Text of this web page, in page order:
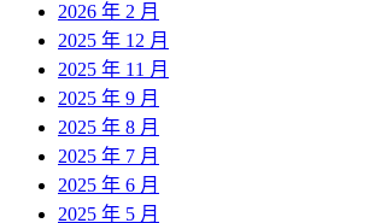
2026 年 2 月
2025 年 12 月
2025 年 11 月
2025 年 9 月
2025 年 8 月
2025 年 7 月
2025 年 6 月
2025 年 5 月